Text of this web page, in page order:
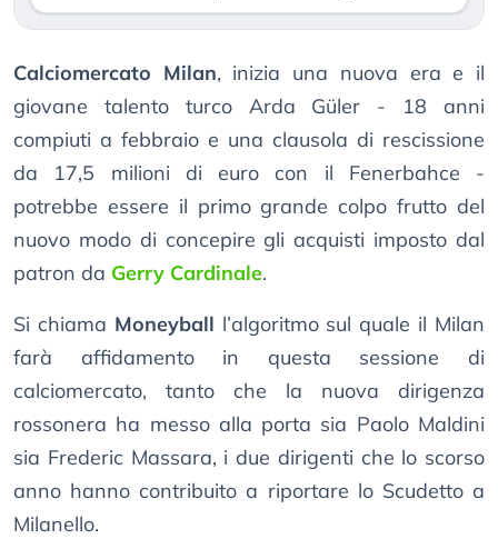
Calciomercato Milan, inizia una nuova era e il
giovane talento turco Arda Güler - 18 anni
compiuti a febbraio e una clausola di rescissione
da 17,5 milioni di euro con il Fenerbahce -
potrebbe essere il primo grande colpo frutto del
nuovo modo di concepire gli acquisti imposto dal
patron da Gerry Cardinale.
Si chiama Moneyball l’algoritmo sul quale il Milan
farà affidamento in questa sessione di
calciomercato, tanto che la nuova dirigenza
rossonera ha messo alla porta sia Paolo Maldini
sia Frederic Massara, i due dirigenti che lo scorso
anno hanno contribuito a riportare lo Scudetto a
Milanello.